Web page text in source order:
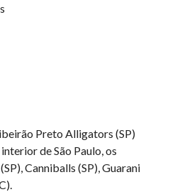
Preto Alligators (SP)
de São Paulo, os
Canniballs (SP), Guarani